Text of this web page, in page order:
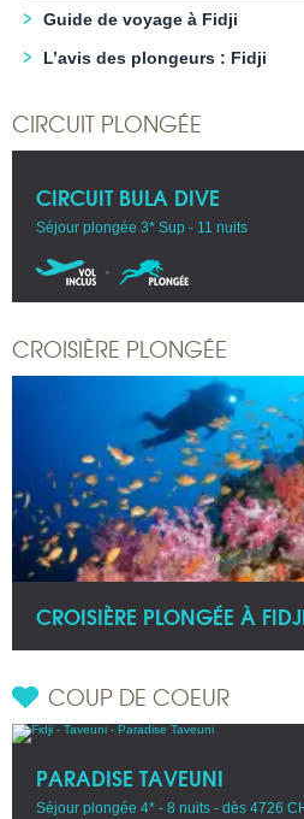
Guide de voyage à Fidji
L’avis des plongeurs : Fidji
CIRCUIT PLONGÉE
CIRCUIT BULA DIVE
Séjour plongée 3* Sup - 11 nuits
CROISIÈRE PLONGÉE
CROISIÈRE PLONGÉE À
COUP DE COEUR
PARADISE TAVEUNI
Séjour plongée 4* - 8 nuits - dès 4726